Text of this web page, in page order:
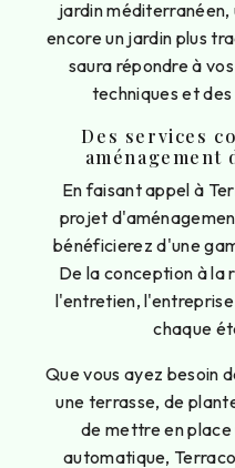
jardin
encore un jardin plus
saura répondre à
techniques et
Des services
aménagement
En faisant appel à
projet
bénéficierez d'une
De la conception à la
l'entretien,
chaque
Que vous ayez besoin
une terrasse, de
de mettre en
automatique,